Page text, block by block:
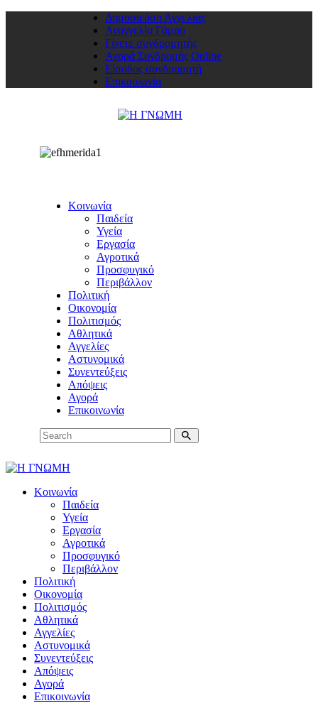
Δημοσιεύση Αγγελίας
Αναγγελία Γάμου
Γίνετε συνδρομητής
Αγορά Συνδρομής Online
Είσοδος συνδρομητή
Επικοινωνία
Κοινωνία
Παιδεία
Υγεία
Εργασία
Αγροτικά
Προσφυγικό
Περιβάλλον
Πολιτική
Οικονομία
Πολιτισμός
Αθλητικά
Αγγελίες
Αστυνομικά
Συνεντεύξεις
Απόψεις
Αγορά
Επικοινωνία
Κοινωνία
Παιδεία
Υγεία
Εργασία
Αγροτικά
Προσφυγικό
Περιβάλλον
Πολιτική
Οικονομία
Πολιτισμός
Αθλητικά
Αγγελίες
Αστυνομικά
Συνεντεύξεις
Απόψεις
Αγορά
Επικοινωνία